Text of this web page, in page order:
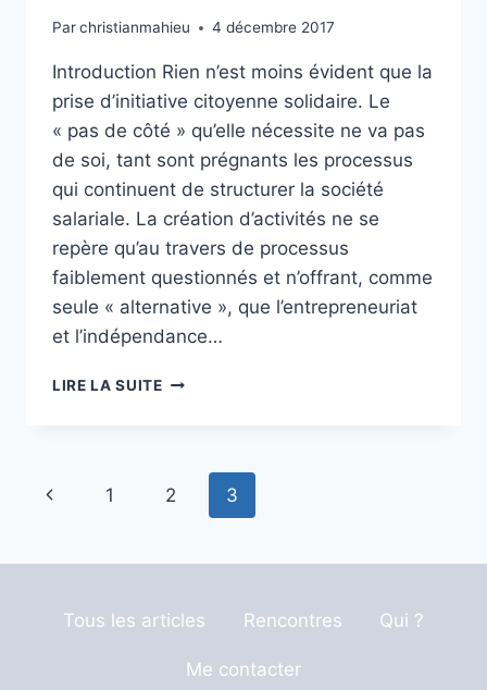
Parchristianmahieu 4 décembre 2017
Introduction Rien n’est moins évident que la
prise d’initiative citoyenne solidaire. Le
« pas de côté » qu’elle nécessite ne va pas
de soi, tant sont prégnants les processus
qui continuent de structurer la société
salariale. La création d’activités ne se
repère qu’au travers de processus
faiblement questionnés et n’offrant, comme
seule « alternative », que l’entrepreneuriat
et l’indépendance…
LIRE LA SUITELA
INITIATIVES
SOLIDAIRES
Navigation
Page
1 2 3
Tous les articles Rencontres Qui ?
Me contacter